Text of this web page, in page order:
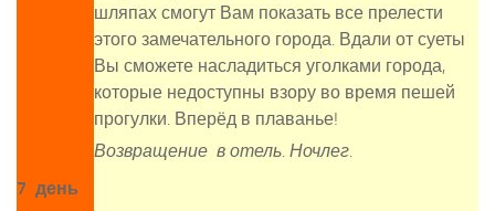
шляпах смогут Вам показать все прелести
этого замечательного города. Вдали от суеты
Вы сможете насладиться уголками города,
которые недоступны взору во время пешей
прогулки. Вперёд в плаванье!
Возвращение в отель. Ночлег.
7 день